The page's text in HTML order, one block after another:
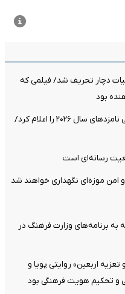
دچار تحریف شد/ فیلمی که
بود
جشنواره جهانی معماری فهرست نهایی نامزدهای سال ۲۰۲۶ را اعلام کرد/
رسانه‌ای است
و امن موزه‌ای نگهداری خواهند شد
به برنامه‌های وزارت فرهنگ در
اربعین» روایتی پویا و
و تحکیم هویت فرهنگی بود